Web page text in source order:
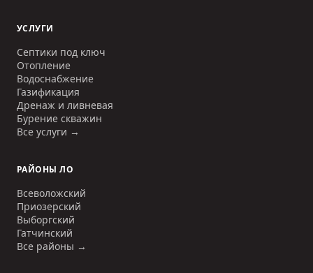
УСЛУГИ
Септики под ключ
Отопление
Водоснабжение
Газификация
Дренаж и ливневая
Бурение скважин
Все услуги →
РАЙОНЫ ЛО
Всеволожский
Приозерский
Выборгский
Гатчинский
Все районы →